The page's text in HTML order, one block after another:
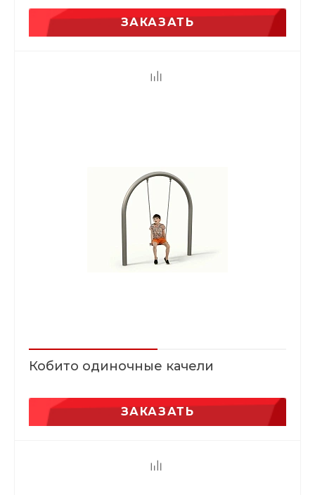
ЗАКАЗАТЬ
Кобито одиночные качели
ЗАКАЗАТЬ